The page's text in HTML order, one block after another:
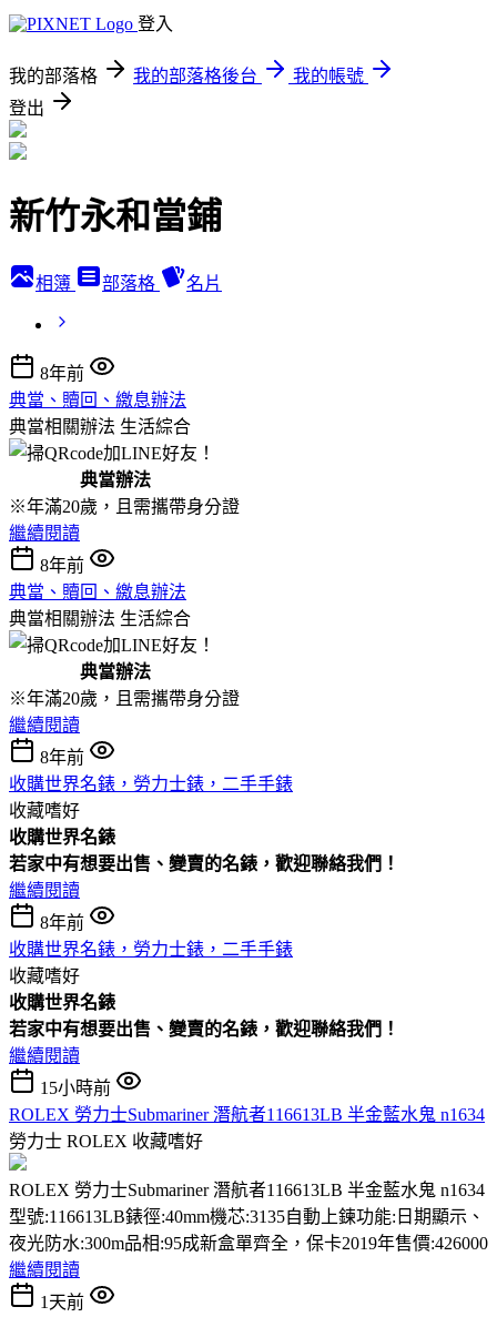
登入
我的部落格 我的部落格後台
我的帳號
登出
新竹永和當鋪
相簿 部落格 名片
8年前
典當、贖回、繳息辦法
典當相關辦法 生活綜合
典當辦法
※年滿20歲，且需攜帶身分證
繼續閱讀
8年前
典當、贖回、繳息辦法
典當相關辦法 生活綜合
典當辦法
※年滿20歲，且需攜帶身分證
繼續閱讀
8年前
收購世界名錶，勞力士錶，二手手錶
收藏嗜好
收購世界名錶
若家中有想要出售、變賣的名錶，歡迎聯絡我們！
繼續閱讀
8年前
收購世界名錶，勞力士錶，二手手錶
收藏嗜好
收購世界名錶
若家中有想要出售、變賣的名錶，歡迎聯絡我們！
繼續閱讀
15小時前
ROLEX 勞力士Submariner 潛航者116613LB 半金藍水鬼 n1634
勞力士 ROLEX 收藏嗜好
ROLEX 勞力士Submariner 潛航者116613LB 半金藍水鬼 n1634
型號:116613LB錶徑:40mm機芯:3135自動上鍊功能:日期顯示、
夜光防水:300m品相:95成新盒單齊全，保卡2019年售價:426000
繼續閱讀
1天前